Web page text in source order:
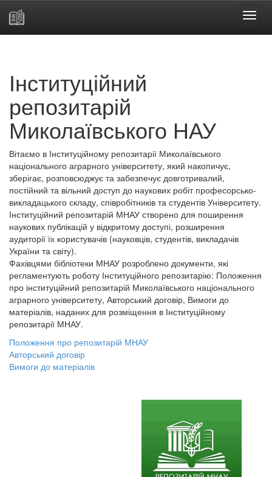
Інституційний
репозитарій
Миколаївського НАУ
Вітаємо в Інституційному репозитарії Миколаївського
національного аграрного університету, який накопичує,
зберігає, розповсюджує та забезпечує довготривалий,
постійний та вільний доступ до наукових робіт професорсько-
викладацького складу, співробітників та студентів Університету.
Інституційний репозитарій МНАУ створено для поширення
наукових публікацій у відкритому доступі, розширення
аудиторії їх користувачів (науковців, студентів, викладачів
України та світу).
Фахівцями бібліотеки МНАУ розроблено документи, які
регламентують роботу Інституційного репозитарію: Положення
про інституційний репозитарій Миколаївського національного
аграрного університету, Авторський договір, Вимоги до
матеріалів, наданих для розміщення в Інституційному
репозитарії МНАУ.
Положення про репозитарій МНАУ
Авторський договір
Вимоги до матеріалів